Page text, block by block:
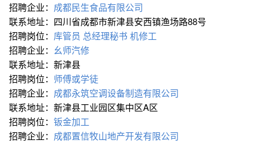
招聘企业： 成都民生食品有限公司
联系地址：四川省成都市新津县安西镇渔场路88号
招聘岗位： 库管员 总经理秘书机修工
招聘企业： 幺师汽修
联系地址：新津县
招聘岗位： 师傅或学徒
招聘企业： 成都永筑空调设备制造有限公司
联系地址：新津县工业园区集中区A区
招聘岗位： 钣金加工
招聘企业： 成都置信牧山地产开发有限公司